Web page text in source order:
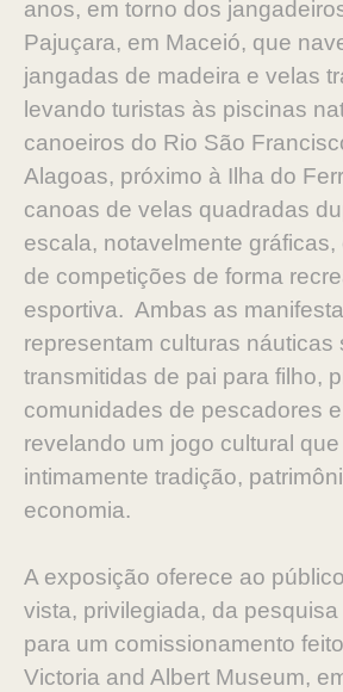
anos, em torno dos
Pajuçara, em Maceió, que
jangadas de madeira e velas
levando turistas às piscinas
canoeiros do Rio São
Alagoas, próximo à Ilha do
canoas de velas quadradas
escala, notavelmente gráficas,
de competições de forma
esportiva. Ambas as
representam culturas náuticas
transmitidas de pai para filho,
comunidades de pescadores
revelando um jogo cultural
intimamente tradição,
economia.
A exposição oferece ao
vista, privilegiada, da
para um comissionamento
Victoria and Albert Museum,